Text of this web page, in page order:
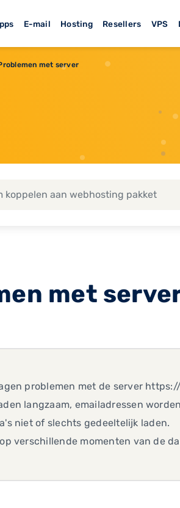
E-mail Hosting Resellers VPS
met server
met
problemen met de server
langzaam, emailadressen
niet of slechts gedeeltelijk laden.
verschillende momenten van de